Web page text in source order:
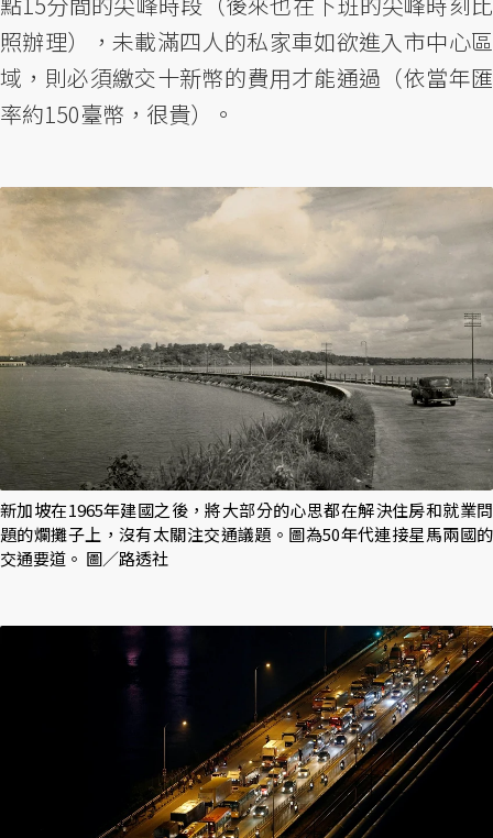
照辦理），未載滿四人的私家車如欲進入市中心區
域，則必須繳交十新幣的費用才能通過（依當年匯
率約150臺幣，很貴）。
新加坡在1965年建國之後，將大部分的心思都在解決住房和就業問
題的爛攤子上，沒有太關注交通議題。圖為50年代連接星馬兩國的
交通要道。 圖／路透社